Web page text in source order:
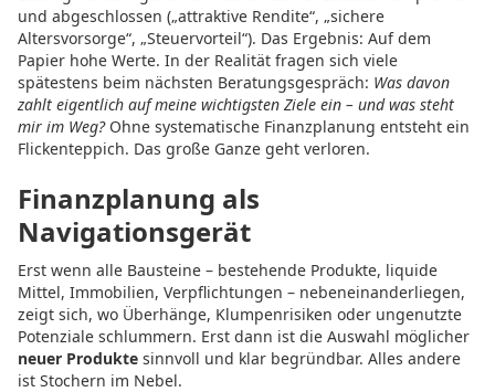
und abgeschlossen („attraktive Rendite“, „sichere
Altersvorsorge“, „Steuervorteil“). Das Ergebnis: Auf dem
Papier hohe Werte. In der Realität fragen sich viele
spätestens beim nächsten Beratungsgespräch: Was davon
zahlt eigentlich auf meine wichtigsten Ziele ein – und was steht
mir im Weg?Ohne systematische Finanzplanung entsteht ein
Flickenteppich. Das große Ganze geht verloren.
Finanzplanung als
Navigationsgerät
Erst wenn alle Bausteine – bestehende Produkte, liquide
Mittel, Immobilien, Verpflichtungen – nebeneinanderliegen,
zeigt sich, wo Überhänge, Klumpenrisiken oder ungenutzte
Potenziale schlummern. Erst dann ist die Auswahl möglicher
neuer Produkte sinnvoll und klar begründbar. Alles andere
ist Stochern im Nebel.